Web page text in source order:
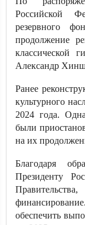
Российской
резервного
продолжение
классической
Александр
Ранее
культурного
2024 года.
были
на их
Благодаря
Президенту
обеспечить